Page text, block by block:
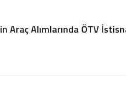
Araç Alımlarında ÖTV